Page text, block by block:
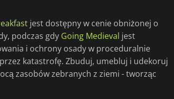
jest dostępny w cenie obniżonej o
podczas gdy Going Medieval jest
i ochrony osady w proceduralnie
katastrofę. Zbuduj, umebluj i udekoruj
zasobów zebranych z ziemi - tworząc